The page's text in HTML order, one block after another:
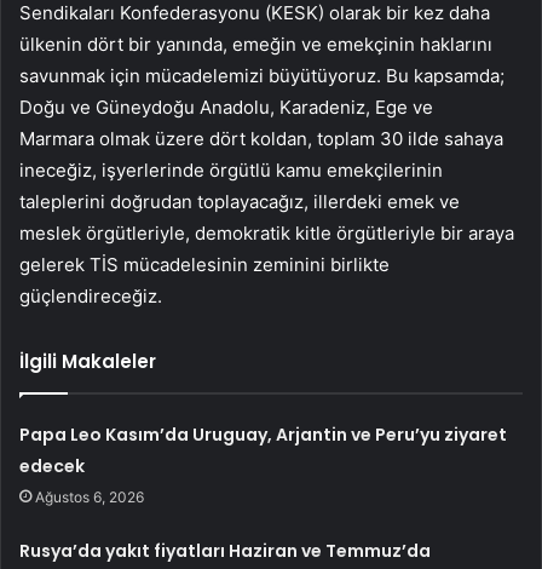
Sendikaları Konfederasyonu (KESK) olarak bir kez daha
ülkenin dört bir yanında, emeğin ve emekçinin haklarını
savunmak için mücadelemizi büyütüyoruz. Bu kapsamda;
Doğu ve Güneydoğu Anadolu, Karadeniz, Ege ve
Marmara olmak üzere dört koldan, toplam 30 ilde sahaya
ineceğiz, işyerlerinde örgütlü kamu emekçilerinin
taleplerini doğrudan toplayacağız, illerdeki emek ve
meslek örgütleriyle, demokratik kitle örgütleriyle bir araya
gelerek TİS mücadelesinin zeminini birlikte
güçlendireceğiz.
İlgili Makaleler
Papa Leo Kasım’da Uruguay, Arjantin ve Peru’yu ziyaret
edecek
Ağustos 6, 2026
Rusya’da yakıt fiyatları Haziran ve Temmuz’da